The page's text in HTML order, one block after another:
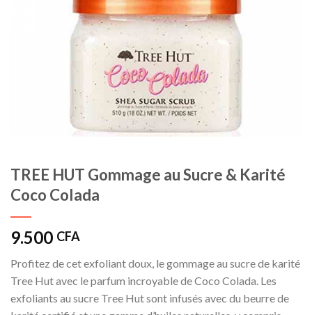
TREE HUT Gommage au Sucre & Karité
Coco Colada
9.500 CFA
Profitez de cet exfoliant doux, le gommage au sucre de karité
Tree Hut avec le parfum incroyable de Coco Colada. Les
exfoliants au sucre Tree Hut sont infusés avec du beurre de